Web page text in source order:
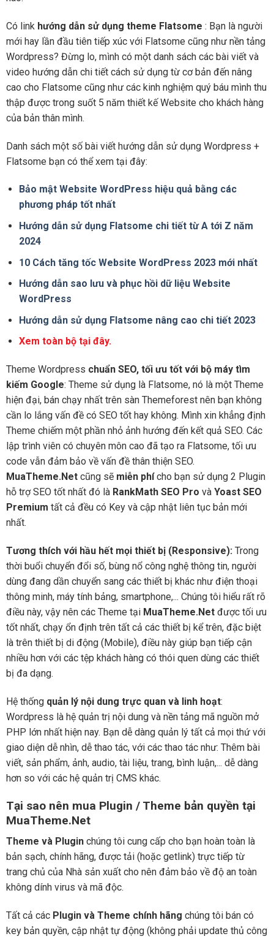
Có link hướng dẫn sử dụng theme Flatsome : Bạn là người
mới hay lần đầu tiên tiếp xúc với Flatsome cũng như nền tảng
Wordpress? Đừng lo, mình có một danh sách các bài viết và
video hướng dẫn chi tiết cách sử dụng từ cơ bản đến nâng
cao cho Flatsome cũng như các kinh nghiệm quý báu mình thu
thập được trong suốt 5 năm thiết kế Website cho khách hàng
của bản thân mình.
Danh sách một số bài viết hướng dẫn sử dụng Wordpress +
Flatsome bạn có thể xem tại đây:
Bảo mật Website WordPress hiệu quả bằng các
phương pháp tốt nhất
Hướng dẫn sử dụng Flatsome chi tiết từ A tới Z năm
2024
10 Cách tăng tốc Website WordPress 2023 mới nhất
Hướng dẫn sao lưu và phục hồi dữ liệu Website
WordPress
Hướng dẫn sử dụng Flatsome nâng cao chi tiết 2023
Xem toàn bộ tại đây.
Theme Wordpress chuẩn SEO, tối ưu tốt với bộ máy tìm
kiếm Google: Theme sử dụng là Flatsome, nó là một Theme
hiện đại, bán chạy nhất trên sàn Themeforest nên bạn không
cần lo lắng vấn đề có SEO tốt hay không. Mình xin khẳng định
Theme chiếm một phần nhỏ ảnh hướng đến kết quả SEO. Các
lập trình viên có chuyên môn cao đã tạo ra Flatsome, tối ưu
code vẫn đảm bảo về vấn đề thân thiện SEO.
MuaTheme.Net cũng sẽ miễn phícho bạn sử dụng 2 Plugin
hỗ trợ SEO tốt nhất đó là RankMath SEO Pro và Yoast SEO
Premium tất cả đều có Key và cập nhật liên tục bản mới
nhất.
Tương thích với hầu hết mọi thiết bị (Responsive): Trong
thời buổi chuyển đổi số, bùng nổ công nghệ thông tin, người
dùng đang dần chuyển sang các thiết bị khác như điện thoại
thông minh, máy tính bảng, smartphone,... Chúng tôi hiểu rất rõ
điều này, vậy nên các Theme tại MuaTheme.Net được tối ưu
tốt nhất, chạy ổn định trên tất cả các thiết bị kể trên, đặc biệt
là trên thiết bị di động (Mobile), điều này giúp bạn tiếp cận
nhiều hơn với các tệp khách hàng có thói quen dùng các thiết
bị đa dạng.
Hệ thống quản lý nội dung trực quan và linh hoạt:
Wordpress là hệ quản trị nội dung và nền tảng mã nguồn mở
PHP lớn nhất hiện nay. Bạn dễ dàng quản lý tất cả mọi thứ với
giao diện dễ nhìn, dễ thao tác, với các thao tác như: Thêm bài
viết, sản phẩm, ảnh, audio, tài liệu, trang, bình luận,... dễ dàng
hơn so với các hệ quản trị CMS khác.
Tại sao nên mua Plugin / Theme bản quyền tại
MuaTheme.Net
Theme và Plugin chúng tôi cung cấp cho bạn hoàn toàn là
bản sạch, chính hãng, được tải (hoặc getlink) trực tiếp từ
trang chủ của Nhà sản xuất cho nên đảm bảo về độ an toàn
không dính virus và mã độc.
Tất cả các Plugin và Theme chính hãng chúng tôi bán có
key bản quyền, cập nhật tự động (không phải update thủ công